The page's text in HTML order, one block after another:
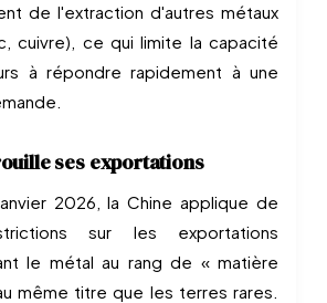
de l'extraction d'autres métaux
cuivre), ce qui limite la capacité
à répondre rapidement à une
ses exportations
2026, la Chine applique de
sur les exportations
le métal au rang de « matière
même titre que les terres rares.